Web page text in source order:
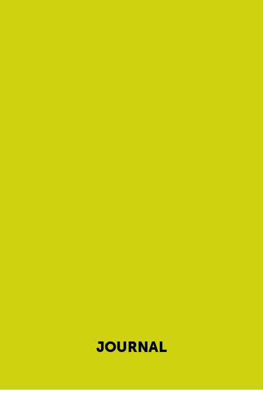
JOURNAL